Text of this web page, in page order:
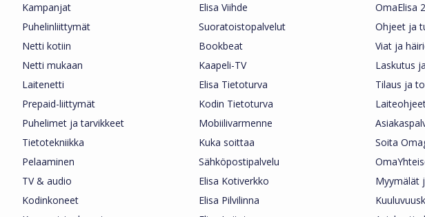
Kampanjat
Puhelinliittymät
Netti kotiin
Netti mukaan
Laitenetti
Prepaid-liittymät
Puhelimet ja tarvikkeet
Tietotekniikka
Pelaaminen
TV & audio
Kodinkoneet
Elisa Viihde
Suoratoistopalvelut
Bookbeat
Kaapeli-TV
Elisa Tietoturva
Kodin Tietoturva
Mobiilivarmenne
Kuka soittaa
Sähköpostipalvelu
Elisa Kotiverkko
Elisa Pilvilinna
OmaElisa
Ohjeet ja
Viat ja
Laskutus
Tilaus ja
Soita
Myymälät